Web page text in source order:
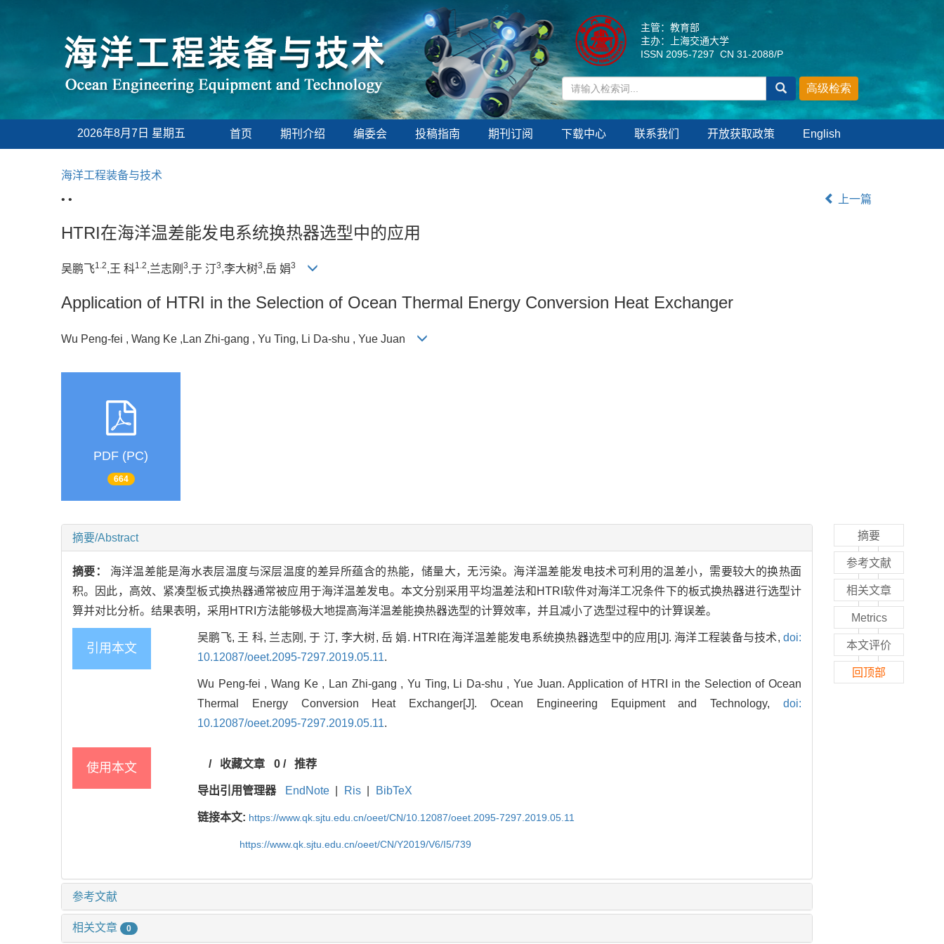
主管：教育部
主办：上海交通大学
ISSN 2095-7297 CN 31-2088/P
2026年8月7日 星期五 首页 期刊介绍 编委会 投稿指南 期刊订阅 下载中心 联系我们 开放获取政策 English
海洋工程装备与技术
• •
上一篇
HTRI在海洋温差能发电系统换热器选型中的应用
吴鹏飞1.2,王 科1.2,兰志刚 3,于 汀3,李大树3,岳 娟3
Application of HTRI in the Selection of Ocean Thermal Energy Conversion Heat Exchanger
Wu Peng-fei , Wang Ke ,Lan Zhi-gang , Yu Ting, Li Da-shu , Yue Juan
PDF (PC)
664
摘要/Abstract
摘要： 海洋温差能是海水表层温度与深层温度的差异所蕴含的热能，储量大，无污染。海洋温差能发电技术可利用的温差小，需要较大的换热面
积。因此，高效、紧凑型板式换热器通常被应用于海洋温差发电。本文分别采用平均温差法和HTRI软件对海洋工况条件下的板式换热器进行选型计
算并对比分析。结果表明，采用HTRI方法能够极大地提高海洋温差能换热器选型的计算效率，并且减小了选型过程中的计算误差。
引用本文
吴鹏飞, 王 科, 兰志刚, 于 汀, 李大树, 岳 娟. HTRI在海洋温差能发电系统换热器选型中的应用[J]. 海洋工程装备与技术, doi:
10.12087/oeet.2095-7297.2019.05.11.
Wu Peng-fei , Wang Ke , Lan Zhi-gang , Yu Ting, Li Da-shu , Yue Juan. Application of HTRI in the Selection of Ocean
Thermal Energy Conversion Heat Exchanger[J]. Ocean Engineering Equipment and Technology, doi:
10.12087/oeet.2095-7297.2019.05.11.
使用本文 / 收藏文章 0/ 推荐
导出引用管理器 EndNote Ris BibTeX
链接本文: https://www.qk.sjtu.edu.cn/oeet/CN/10.12087/oeet.2095-7297.2019.05.11
https://www.qk.sjtu.edu.cn/oeet/CN/Y2019/V6/I5/739
参考文献
相关文章 0
摘要
参考文献
相关文章
Metrics
本文评价
回顶部